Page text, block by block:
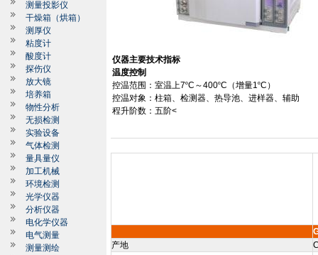
测量投影仪
干燥箱（烘箱）
测厚仪
粘度计
酸度计
探伤仪
放大镜
培养箱
物性分析
无损检测
实验设备
气体检测
量具量仪
加工机械
环境检测
光学仪器
分析仪器
电化学仪器
电气测量
测量测绘
仪器主要技术指标
温度控制
控温范围：室温上7ºC ～400ºC （增量1ºC ）
控温对象：柱箱、检测器、热导池、进样器、辅助
程升阶数：五阶<
产地